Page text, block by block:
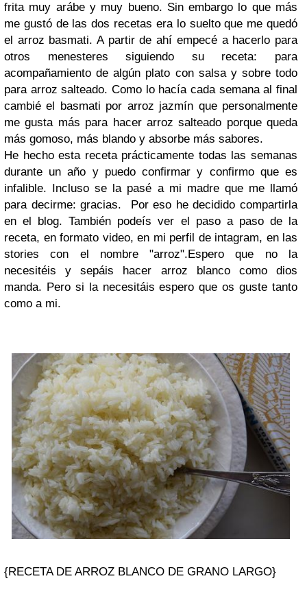
frita muy arábe y muy bueno. Sin embargo lo que más
me gustó de las dos recetas era lo suelto que me quedó
el arroz basmati. A partir de ahí empecé a hacerlo para
otros menesteres siguiendo su receta: para
acompañamiento de algún plato con salsa y sobre todo
para arroz salteado. Como lo hacía cada semana al final
cambié el basmati por arroz jazmín que personalmente
me gusta más para hacer arroz salteado porque queda
más gomoso, más blando y absorbe más sabores.
He hecho esta receta prácticamente todas las semanas
durante un año y puedo confirmar y confirmo que es
infalible. Incluso se la pasé a mi madre que me llamó
para decirme: gracias. Por eso he decidido compartirla
en el blog. También podeís ver el paso a paso de la
receta, en formato video, en mi perfil de intagram, en las
stories con el nombre "arroz". Espero que no la
necesitéis y sepáis hacer arroz blanco como dios
manda. Pero si la necesitáis espero que os guste tanto
como a mi.
{RECETA DE ARROZ BLANCO DE GRANO LARGO}